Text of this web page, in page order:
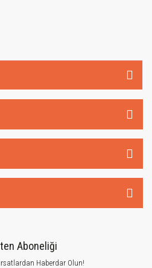
Aboneliği
Haberdar Olun!